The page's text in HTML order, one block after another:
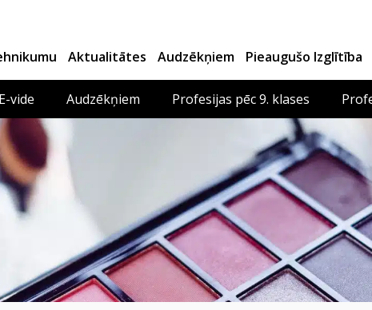
Aktualitātes Audzēkņiem Pieaugušo Izglītība
E-vide Audzēkņiem Profesijas pēc 9. klases